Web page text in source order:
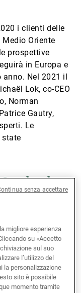
i clienti delle
Oriente
prospettive
in Europa e
Nel 2021 il
Lok, co-CEO
Norman
Gautry,
Le
state
migliore esperienza
su «Accetto
sul suo
l’utilizzo del
la personalizzazione
sito è possibile
momento tramite
senza accettare